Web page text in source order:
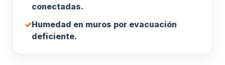
conectadas.
✓Humedad en muros por evacuación
deficiente.